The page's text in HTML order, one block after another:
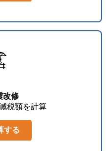
改修
税額を計算
する